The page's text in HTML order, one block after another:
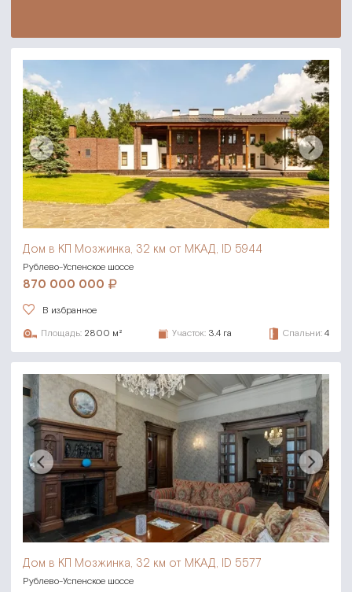
Дом в КП Мозжинка, 32 км от МКАД, ID 5944
Рублево-Успенское шоссе
870 000 000
В избранное
Площадь: 2800 м² Участок: 3.4 га Спальни: 4
Дом в КП Мозжинка, 32 км от МКАД, ID 5577
Рублево-Успенское шоссе